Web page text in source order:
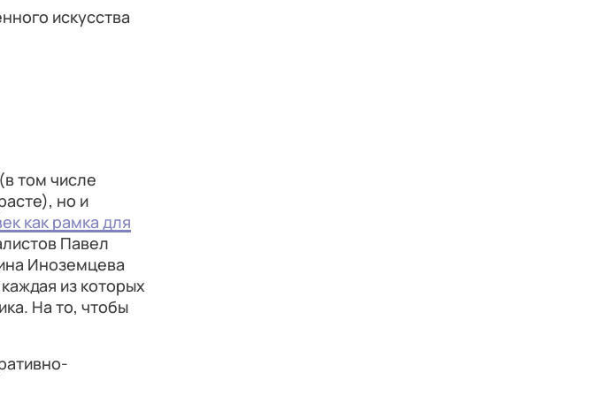
искусства
том числе
но и
как рамка для
Павел
Иноземцева
из которых
На то, чтобы